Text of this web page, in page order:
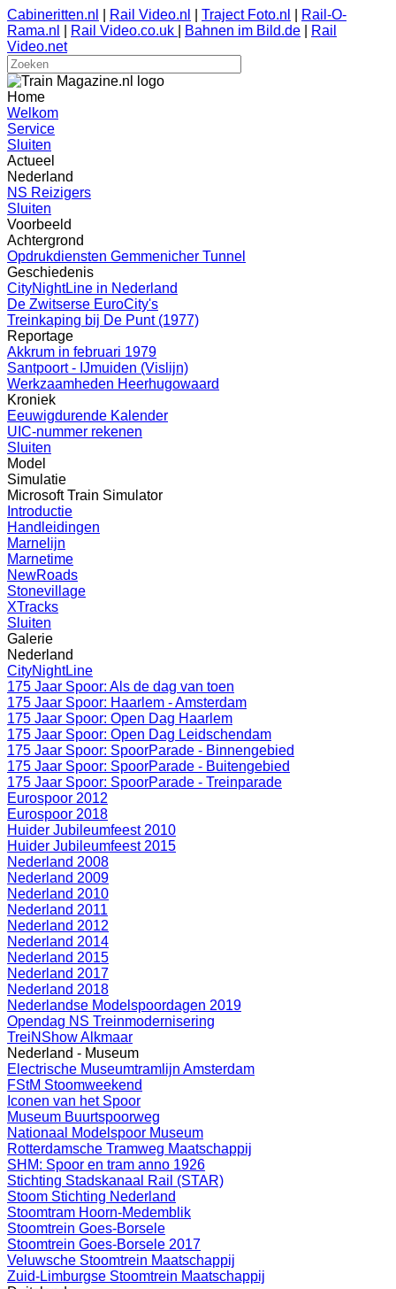
Cabineritten.nl Rail Video.nl Traject Foto.nl
Rail-O-
Rama.nl
Rail Video.co.uk Bahnen im Bild.de
Rail
Video.net
Home
Welkom
Service
Sluiten
Actueel
Nederland
NS Reizigers
Sluiten
Voorbeeld
Achtergrond
Opdrukdiensten Gemmenicher Tunnel
Geschiedenis
CityNightLine in Nederland
De Zwitserse EuroCity's
Treinkaping bij De Punt (1977)
Reportage
Akkrum in februari 1979
Santpoort - IJmuiden (Vislijn)
Werkzaamheden Heerhugowaard
Kroniek
Eeuwigdurende Kalender
UIC-nummer rekenen
Sluiten
Model
Simulatie
Microsoft Train Simulator
Introductie
Handleidingen
Marnelijn
Marnetime
NewRoads
Stonevillage
XTracks
Sluiten
Galerie
Nederland
CityNightLine
175 Jaar Spoor: Als de dag van toen
175 Jaar Spoor: Haarlem - Amsterdam
175 Jaar Spoor: Open Dag Haarlem
175 Jaar Spoor: Open Dag Leidschendam
175 Jaar Spoor: SpoorParade - Binnengebied
175 Jaar Spoor: SpoorParade - Buitengebied
175 Jaar Spoor: SpoorParade - Treinparade
Eurospoor 2012
Eurospoor 2018
Huider Jubileumfeest 2010
Huider Jubileumfeest 2015
Nederland 2008
Nederland 2009
Nederland 2010
Nederland 2011
Nederland 2012
Nederland 2014
Nederland 2015
Nederland 2017
Nederland 2018
Nederlandse Modelspoordagen 2019
Opendag NS Treinmodernisering
TreiNShow Alkmaar
Nederland - Museum
Electrische Museumtramlijn Amsterdam
FStM Stoomweekend
Iconen van het Spoor
Museum Buurtspoorweg
Nationaal Modelspoor Museum
Rotterdamsche Tramweg Maatschappij
SHM: Spoor en tram anno 1926
Stichting Stadskanaal Rail (STAR)
Stoom Stichting Nederland
Stoomtram Hoorn-Medemblik
Stoomtrein Goes-Borsele
Stoomtrein Goes-Borsele 2017
Veluwsche Stoomtrein Maatschappij
Zuid-Limburgse Stoomtrein Maatschappij